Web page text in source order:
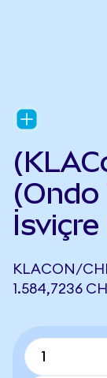
(Ondo
KLACON/
1.584,7236